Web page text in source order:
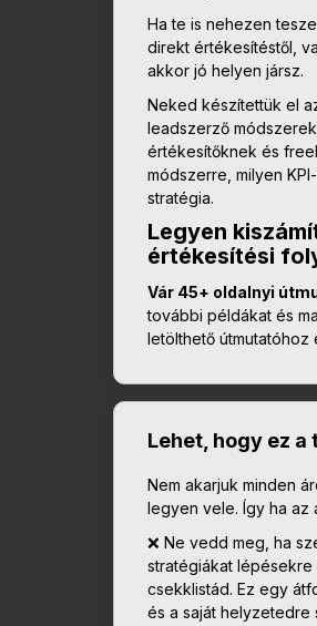
Ha te is nehezen
direkt értékesítéstől,
akkor jó helyen jársz.
Neked készítettük el
leadszerző
értékesítőknek és
módszerre, milyen
stratégia.
Legyen
értékesítési
Vár 45+ oldalnyi
további példákat és
letölthető
Lehet, hogy ez a
Nem akarjuk minden
legyen vele. Így ha az
❌ Ne vedd meg, ha
stratégiákat
csekklistád. Ez egy
és a saját helyzetedre